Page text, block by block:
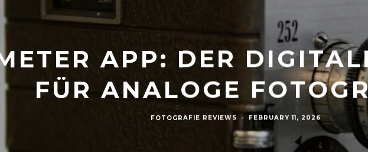
APP: DER
FÜR ANALOGE
FOTOGRAFIE REVIEWS · FEBRUARY 11, 2026